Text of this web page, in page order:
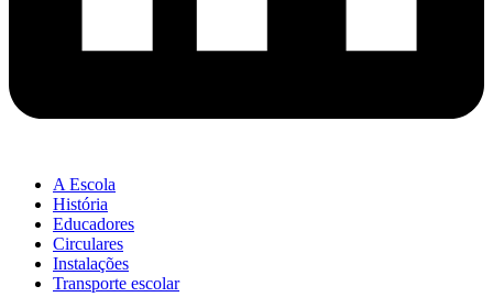
A Escola
História
Educadores
Circulares
Instalações
Transporte escolar